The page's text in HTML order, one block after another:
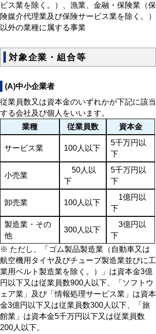
ビス業を除く。）、漁業、金融・保険業（保
険媒介代理業及び保険サービス業を除く。）
以外の業種に属する事業
対象企業・組合等
(A)中小企業者
従業員数又は資本金のいずれかが下記に該当
する会社及び個人をいいます。
業種
従業員数 資本金
サービス業 100人以下
5千万円以
下
小売業
50人以
下
5千万円以
下
卸売業 100人以下
1億円以
下
製造業・その
他
300人以下
3億円以
下
※ ただし、「ゴム製品製造業（自動車又は
航空機用タイヤ及びチューブ製造業並びに工
業用ベルト製造業を除く。）」は資本金3億
円以下又は従業員数900人以下、「ソフトウ
ェア業」及び「情報処理サービス業」は資本
金3億円以下又は従業員数300人以下、「旅
館業」は資本金5千万円以下又は従業員数
200人以下。